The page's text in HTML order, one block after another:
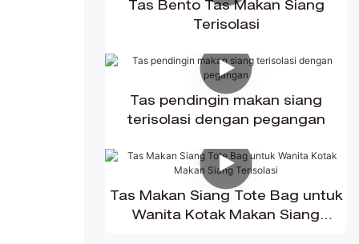
Tas Bento Tas Makan Siang
Terisolasi
Tas pendingin makan siang
terisolasi dengan pegangan
Tas Makan Siang Tote Bag untuk
Wanita Kotak Makan Siang